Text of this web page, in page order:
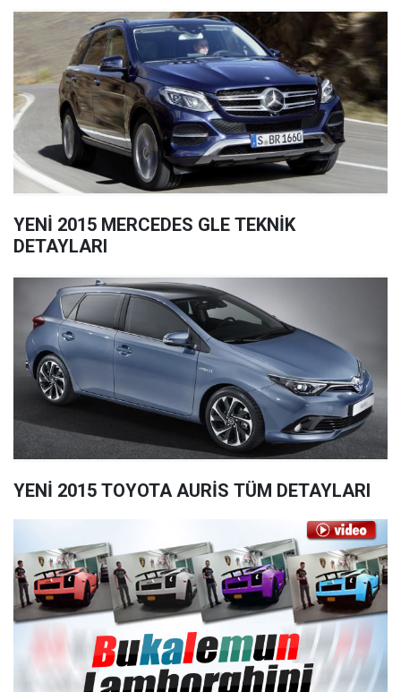
YENİ 2015 MERCEDES GLE TEKNİK
DETAYLARI
YENİ 2015 TOYOTA AURİS TÜM DETAYLARI